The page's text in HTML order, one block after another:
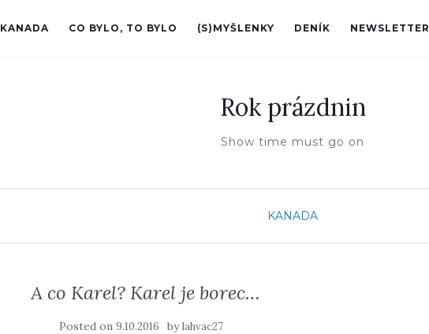
KANADA CO BYLO, TO BYLO (S)MYŠLENKY DENÍK NEWSLETTER
Rok prázdnin
Show time must go on
KANADA
A co Karel? Karel je borec…
Posted on9.10.2016 bylahvac27